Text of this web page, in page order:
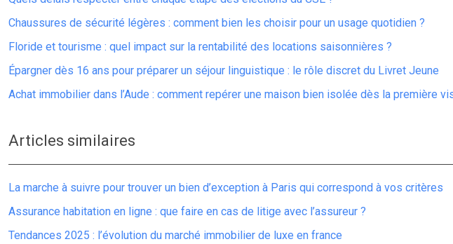
Chaussures de sécurité légères : comment bien les choisir pour un usage quotidien ?
Floride et tourisme : quel impact sur la rentabilité des locations saisonnières ?
Épargner dès 16 ans pour préparer un séjour linguistique : le rôle discret du Livret Jeune
Achat immobilier dans l’Aude : comment repérer une maison bien isolée dès la première
Articles similaires
La marche à suivre pour trouver un bien d’exception à Paris qui correspond à vos critères
Assurance habitation en ligne : que faire en cas de litige avec l’assureur ?
Tendances 2025 : l’évolution du marché immobilier de luxe en france